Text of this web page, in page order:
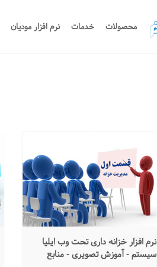
محصولات خدمات نرم افزار مودیان
نرم افزار خزانه داری تحت وب ایلیا
سیستم - آموزش تصویری - منابع